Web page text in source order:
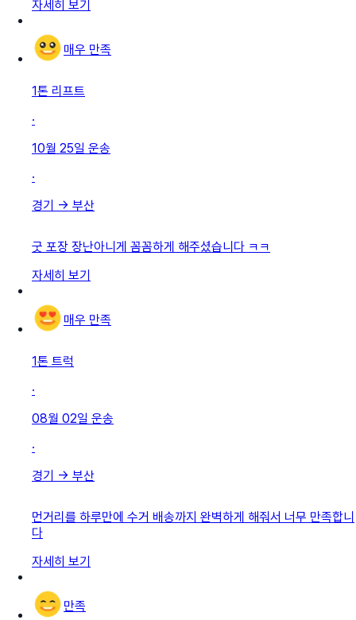
자세히 보기
매우 만족
1톤 리프트
·
10월 25일 운송
·
경기 → 부산
굿 포장 장난아니게 꼼꼼하게 해주셨습니다 ㅋㅋ
자세히 보기
매우 만족
1톤 트럭
·
08월 02일 운송
·
경기 → 부산
먼거리를 하루만에 수거 배송까지 완벽하게 해줘서 너무 만족합니
다
자세히 보기
만족